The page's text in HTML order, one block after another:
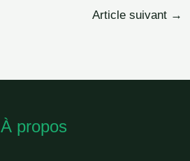
Article suivant →
À propos